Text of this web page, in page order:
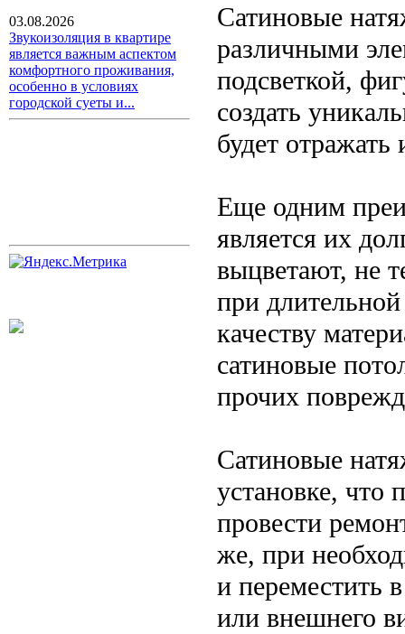
03.08.2026
Звукоизоляция в квартире
является важным аспектом
комфортного проживания,
особенно в условиях
городской суеты и...
Сатиновые
различными
подсветкой,
создать
будет
Еще одним
является их
выцветают, не
при
качеству
сатиновые
прочих
Сатиновые
установке, что
провести
же, при
и переместить
или внешнего